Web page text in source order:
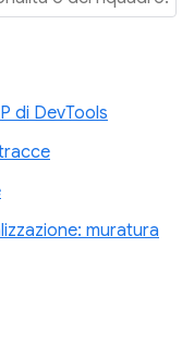
di DevTools
muratura